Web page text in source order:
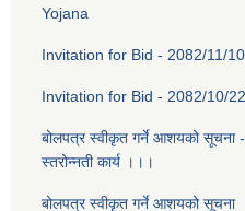
Yojana
Invitation for Bid - 2082/11/10
Invitation for Bid - 2082/10/22
बोलपत्र स्वीकृत गर्ने आशयको सूचना
स्तरोन्नती कार्य ।।।
बोलपत्र स्वीकृत गर्ने आशयको सूचना